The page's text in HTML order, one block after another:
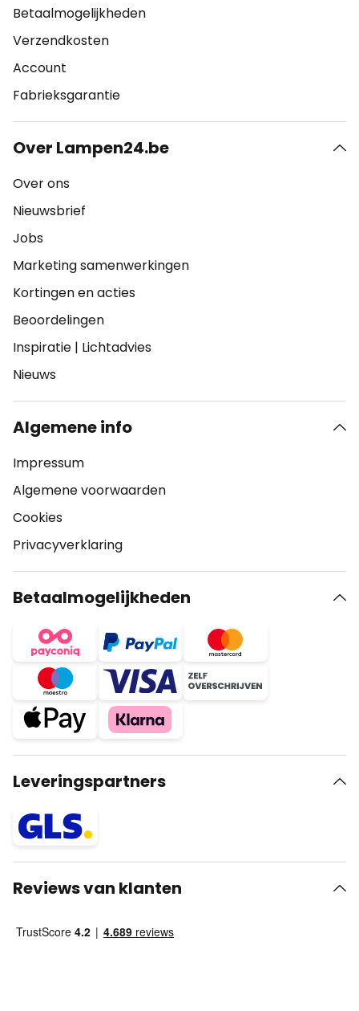
Betaalmogelijkheden
Verzendkosten
Account
Fabrieksgarantie
Over Lampen24.be
Over ons
Nieuwsbrief
Jobs
Marketing samenwerkingen
Kortingen en acties
Beoordelingen
Inspiratie | Lichtadvies
Nieuws
Algemene info
Impressum
Algemene voorwaarden
Cookies
Privacyverklaring
Betaalmogelijkheden
Leveringspartners
Reviews van klanten